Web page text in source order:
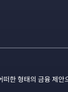
한 형태의 금융 제